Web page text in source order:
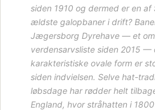
siden 1910 og dermed er en af
ældste galopbaner i drift?
Jægersborg Dyrehave — et
verdensarvsliste siden 2015 —
karakteristiske ovale form er
siden indvielsen. Selve hat-
løbsdage har rødder helt
England, hvor stråhatten i